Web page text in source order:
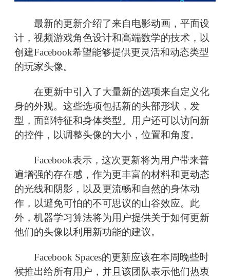
最新的更新介绍了来自电影动画，平面设
计，视频游戏角色设计和高端数学的技术，以
创建Facebook希望能够提供更灵活和动态类型
的玩家头像。
在更新中引入了大量新的选项来自定义化
身的外观。这些选项包括新的头部形状，发
型，面部特征和身体类型。用户还可以访问新
的控件，以调整头像的大小，位置和角度。
Facebook表示，这次更新将为用户带来普
遍增强的存在感，作为更丰富的材料和更动态
的光线和阴影，以及更流畅和自然的身体动
作，以避免可怕的不可思议的山谷效应。此
外，机器学习算法将为用户提供关于如何更新
他们的头像以利用新功能的建议。
Facebook Spaces的更新应该在本周晚些时
候推出给所有用户，并且该团队表示他们热衷